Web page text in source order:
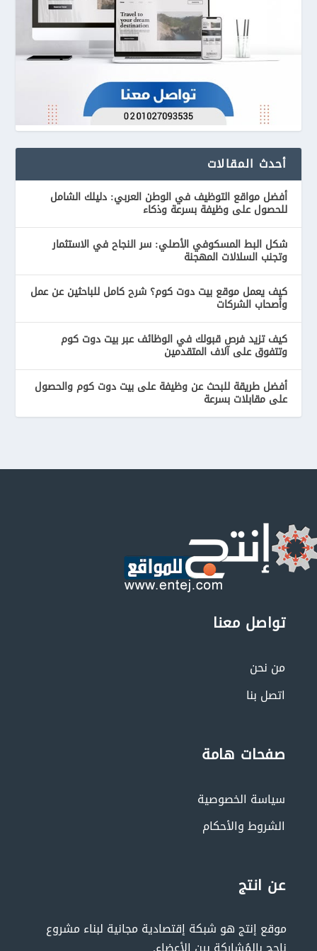
أحدث المقالات
أفضل مواقع التوظيف في الوطن العربي: دليلك الشامل
للحصول على وظيفة بسرعة وذكاء
شكل البط المسكوفي الأصلي: سر النجاح في الاستثمار
وتجنب السلالات المهجنة
كيف يعمل موقع بيت دوت كوم؟ شرح كامل للباحثين عن عمل
وأصحاب الشركات
كيف تزيد فرص قبولك في الوظائف عبر بيت دوت كوم
وتتفوق على آلاف المتقدمين
أفضل طريقة للبحث عن وظيفة على بيت دوت كوم والحصول
على مقابلات بسرعة
تواصل معنا
من نحن
اتصل بنا
صفحات هامة
سياسة الخصوصية
الشروط والأحكام
عن انتج
موقع إنتج هو شبكة إقتصادية مجانية لبناء مشروع